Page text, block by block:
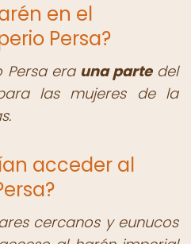
en el
Persa?
Persa era una partedel
las mujeres de la
acceder al
cercanos y eunucos